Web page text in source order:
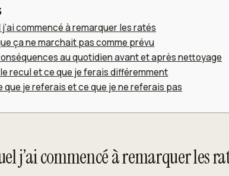
commencé à remarquer les ratés
ça ne marchait pas comme prévu
au quotidien avant et après nettoyage
recul et ce que je ferais différemment
que je referais et ce que je ne referais pas
j’ai commencé à remarquer les